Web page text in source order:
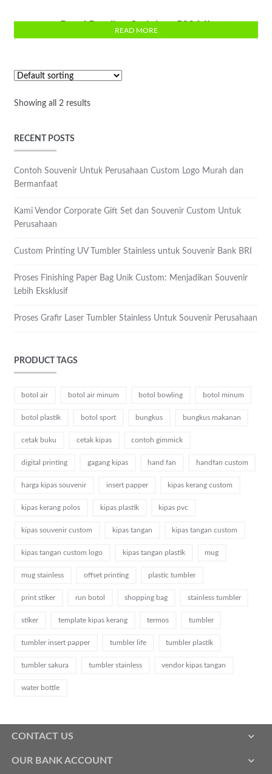
READ MORE
Showing all 2 results
RECENT POSTS
Contoh Souvenir Untuk Perusahaan Custom Logo Murah dan
Bermanfaat
Kami Vendor Corporate Gift Set dan Souvenir Custom Untuk
Perusahaan
Custom Printing UV Tumbler Stainless untuk Souvenir Bank BRI
Proses Finishing Paper Bag Unik Custom: Menjadikan Souvenir
Lebih Eksklusif
Proses Grafir Laser Tumbler Stainless Untuk Souvenir Perusahaan
PRODUCT TAGS
botol air botol air minum botol bowling botol minum
botol plastik botol sport bungkus bungkus makanan
cetak buku cetak kipas contoh gimmick
digital printing gagang kipas hand fan handfan custom
harga kipas souvenir insert papper kipas kerang custom
kipas kerang polos kipas plastik kipas pvc
kipas souvenir custom kipas tangan kipas tangan custom
kipas tangan custom logo kipas tangan plastik mug
mug stainless offset printing plastic tumbler
print stiker run botol shopping bag stainless tumbler
stiker template kipas kerang termos tumbler
tumbler insert papper tumbler life tumbler plastik
tumbler sakura tumbler stainless vendor kipas tangan
water bottle
CONTACT US
OUR BANK ACCOUNT